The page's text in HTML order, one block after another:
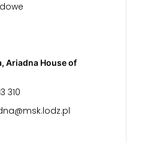
Ariadna House of
310